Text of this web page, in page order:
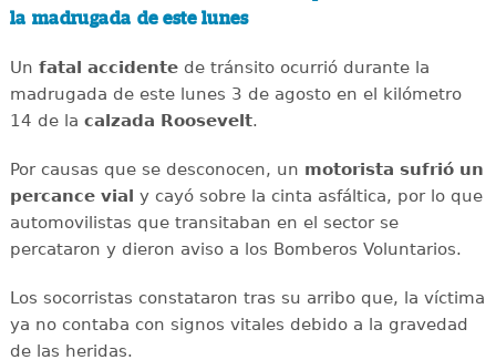
la madrugada de este lunes
Un fatal accidentede tránsito ocurrió durante la
madrugada de este lunes 3 de agosto en el kilómetro
14 de la calzada Roosevelt.
Por causas que se desconocen, un motorista sufrió un
percance vial
y cayó sobre la cinta asfáltica, por lo que
automovilistas que transitaban en el sector se
percataron y dieron aviso a los Bomberos Voluntarios.
Los socorristas constataron tras su arribo que, la víctima
ya no contaba con signos vitales debido a la gravedad
de las heridas.